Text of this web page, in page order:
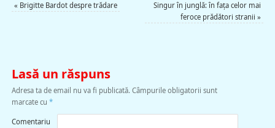
« Brigitte Bardot despre trădare
Singur în junglă: în faţa celor mai
feroce prădători stranii»
Lasă un răspuns
Adresa ta de email nu va fi publicată. Câmpurile obligatorii sunt
marcate cu *
Comentariu